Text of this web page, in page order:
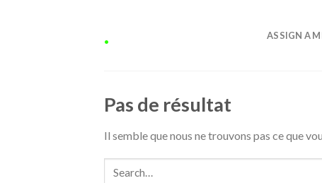
. ASSIGN A
Pas de résultat
Il semble que nous ne trouvons pas ce que